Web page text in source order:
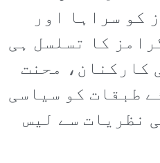
کو سراہا اور
کا تسلسل ہی
کارکنان، محنت
طبقات کو سیاسی
نظریات سے لیس